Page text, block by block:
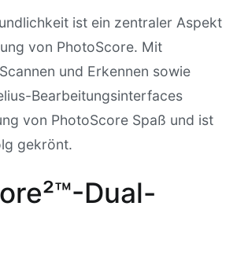
ist ein zentraler Aspekt
von PhotoScore. Mit
und Erkennen sowie
Bearbeitungsinterfaces
von PhotoScore Spaß und ist
gekrönt.
Dual-